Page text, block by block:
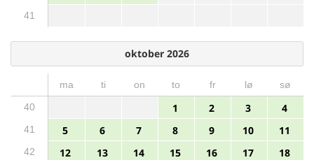
41
oktober 2026
ma ti on to fr lø
sø
40
1 2 3 4
41 5 6 7 8 9 10 11
42 12 13 14 15 16 17 18